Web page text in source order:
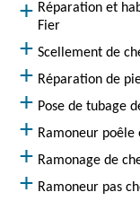
Réparation et
Fier
Scellement de
Réparation de
Pose de tubage
Ramoneur poêle
Ramonage de
Ramoneur pas